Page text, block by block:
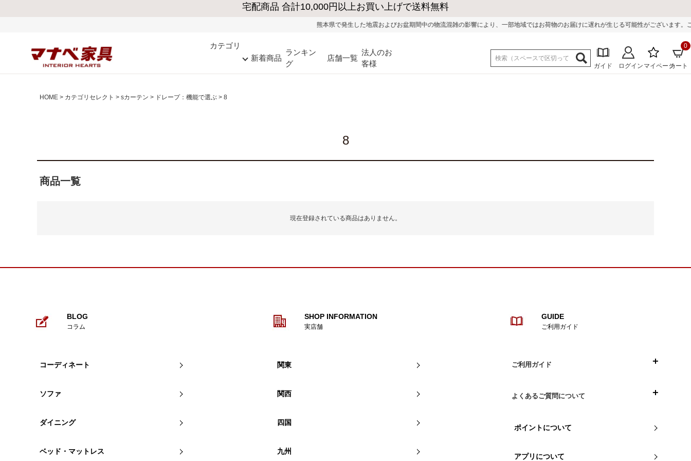
熊本県で発生した地震およびお盆期間中の物流混雑の影響により、一部地域ではお荷物のお届けに遅れが生じる可能性がございます。ご迷
カテゴリ
新着商品
ランキン
グ
店舗一覧
法人のお
客様
ガイド ログイン マイページカート
0
HOME カテゴリセレクト sカーテン ドレープ：機能で選ぶ 8
8
商品一覧
現在登録されている商品はありません。
BLOG
コラム
コーディネート
ソファ
ダイニング
ベッド・マットレス
SHOP INFORMATION
実店舗
関東
関西
四国
九州
GUIDE
ご利用ガイド
ご利用ガイド
よくあるご質問について
ポイントについて
アプリについて